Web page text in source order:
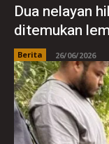
Dua nelayan
ditemukan
Berita 26/06/2026